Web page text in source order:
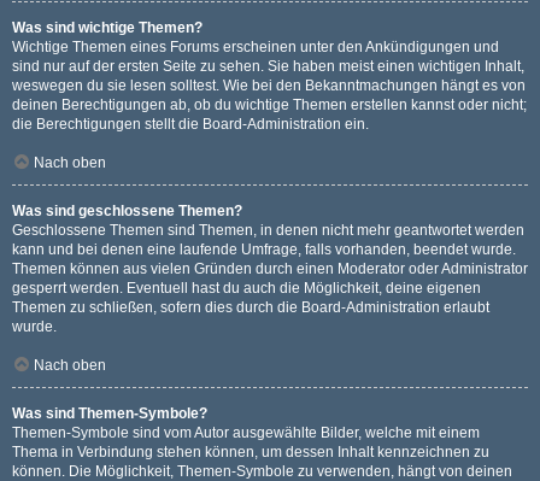
Was sind wichtige Themen?
Wichtige Themen eines Forums erscheinen unter den Ankündigungen und
sind nur auf der ersten Seite zu sehen. Sie haben meist einen wichtigen Inhalt,
weswegen du sie lesen solltest. Wie bei den Bekanntmachungen hängt es von
deinen Berechtigungen ab, ob du wichtige Themen erstellen kannst oder nicht;
die Berechtigungen stellt die Board-Administration ein.
Nach oben
Was sind geschlossene Themen?
Geschlossene Themen sind Themen, in denen nicht mehr geantwortet werden
kann und bei denen eine laufende Umfrage, falls vorhanden, beendet wurde.
Themen können aus vielen Gründen durch einen Moderator oder Administrator
gesperrt werden. Eventuell hast du auch die Möglichkeit, deine eigenen
Themen zu schließen, sofern dies durch die Board-Administration erlaubt
wurde.
Nach oben
Was sind Themen-Symbole?
Themen-Symbole sind vom Autor ausgewählte Bilder, welche mit einem
Thema in Verbindung stehen können, um dessen Inhalt kennzeichnen zu
können. Die Möglichkeit, Themen-Symbole zu verwenden, hängt von deinen